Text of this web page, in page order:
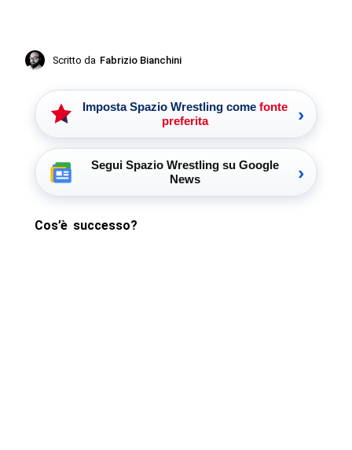
Scritto da Fabrizio Bianchini
Imposta Spazio Wrestling come fonte
preferita
›
Segui Spazio Wrestling su Google
News
›
Cos’è successo?